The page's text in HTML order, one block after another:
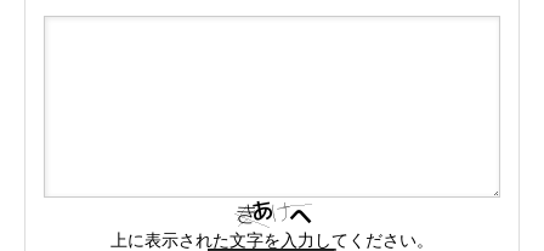
上に表示された文字を入力してください。